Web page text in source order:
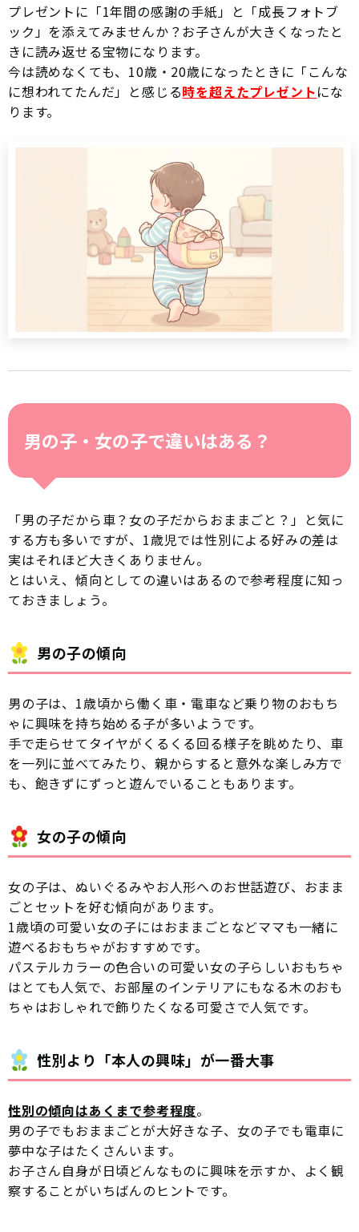
プレゼントに「1年間の感謝の手紙」と「成長フォトブ
ック」を添えてみませんか？お子さんが大きくなったと
きに読み返せる宝物になります。
今は読めなくても、10歳・20歳になったときに「こんな
に想われてたんだ」と感じる時を超えたプレゼントにな
ります。
男の子・女の子で違いはある？
「男の子だから車？女の子だからおままごと？」と気に
する方も多いですが、1歳児では性別による好みの差は
実はそれほど大きくありません。
とはいえ、傾向としての違いはあるので参考程度に知っ
ておきましょう。
男の子の傾向
男の子は、1歳頃から働く車・電車など乗り物のおもち
ゃに興味を持ち始める子が多いようです。
手で走らせてタイヤがくるくる回る様子を眺めたり、車
を一列に並べてみたり、親からすると意外な楽しみ方で
も、飽きずにずっと遊んでいることもあります。
女の子の傾向
女の子は、ぬいぐるみやお人形へのお世話遊び、おまま
ごとセットを好む傾向があります。
1歳頃の可愛い女の子にはおままごとなどママも一緒に
遊べるおもちゃがおすすめです。
パステルカラーの色合いの可愛い女の子らしいおもちゃ
はとても人気で、お部屋のインテリアにもなる木のおも
ちゃはおしゃれで飾りたくなる可愛さで人気です。
性別より「本人の興味」が一番大事
性別の傾向はあくまで参考程度。
男の子でもおままごとが大好きな子、女の子でも電車に
夢中な子はたくさんいます。
お子さん自身が日頃どんなものに興味を示すか、よく観
察することがいちばんのヒントです。